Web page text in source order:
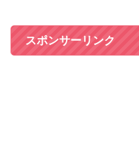
スポンサーリンク